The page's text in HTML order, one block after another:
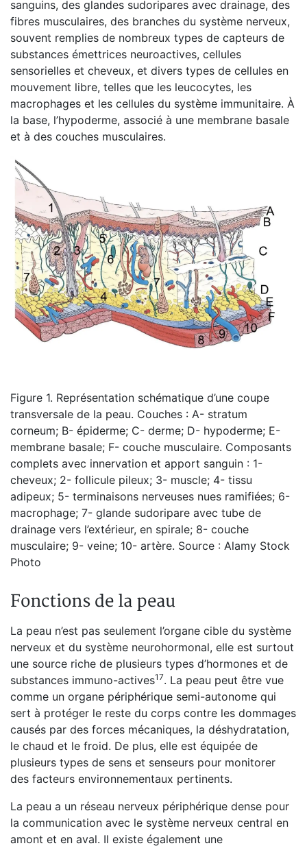
sanguins, des glandes sudoripares avec drainage, des
fibres musculaires, des branches du système nerveux,
souvent remplies de nombreux types de capteurs de
substances émettrices neuroactives, cellules
sensorielles et cheveux, et divers types de cellules en
mouvement libre, telles que les leucocytes, les
macrophages et les cellules du système immunitaire. À
la base, l’hypoderme, associé à une membrane basale
et à des couches musculaires.
Figure 1. Représentation schématique d’une coupe
transversale de la peau. Couches : A- stratum
corneum; B- épiderme; C- derme; D- hypoderme; E-
membrane basale; F- couche musculaire. Composants
complets avec innervation et apport sanguin : 1-
cheveux; 2- follicule pileux; 3- muscle; 4- tissu
adipeux; 5- terminaisons nerveuses nues ramifiées; 6-
macrophage; 7- glande sudoripare avec tube de
drainage vers l’extérieur, en spirale; 8- couche
musculaire; 9- veine; 10- artère. Source : Alamy Stock
Photo
Fonctions de la peau
La peau n’est pas seulement l’organe cible du système
nerveux et du système neurohormonal, elle est surtout
une source riche de plusieurs types d’hormones et de
substances immuno-actives17. La peau peut être vue
comme un organe périphérique semi-autonome qui
sert à protéger le reste du corps contre les dommages
causés par des forces mécaniques, la déshydratation,
le chaud et le froid. De plus, elle est équipée de
plusieurs types de sens et senseurs pour monitorer
des facteurs environnementaux pertinents.
La peau a un réseau nerveux périphérique dense pour
la communication avec le système nerveux central en
amont et en aval. Il existe également une